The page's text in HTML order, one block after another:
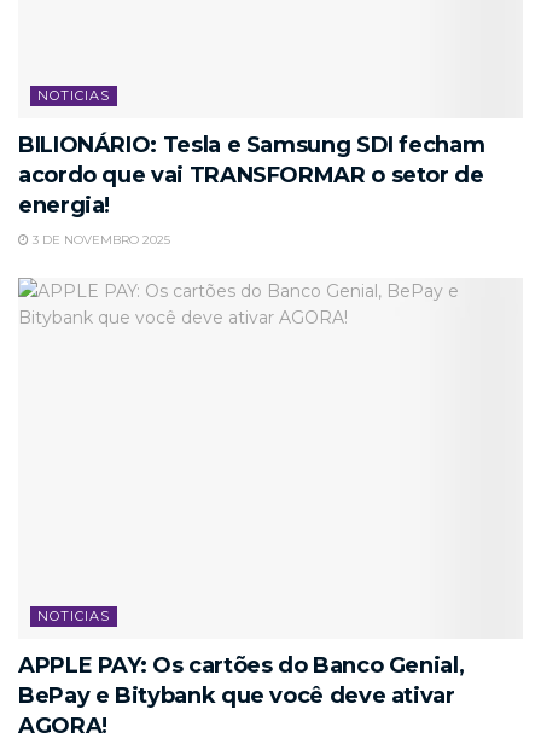
NOTICIAS
BILIONÁRIO: Tesla e Samsung SDI fecham
acordo que vai TRANSFORMAR o setor de
energia!
3 DE NOVEMBRO 2025
NOTICIAS
APPLE PAY: Os cartões do Banco Genial,
BePay e Bitybank que você deve ativar
AGORA!